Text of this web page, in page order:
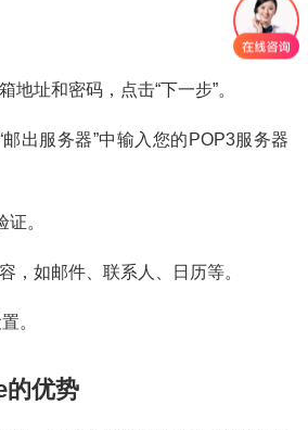
地址和密码，点击“下一步”。
邮出服务器”中输入您的POP3服务器
证。
，如邮件、联系人、日历等。
。
的优势